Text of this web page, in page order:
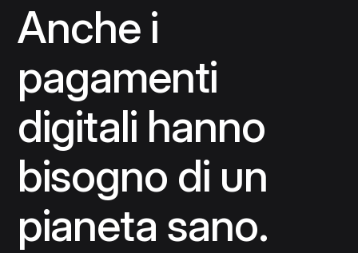
Anche i
pagamenti
digitali hanno
bisogno di un
pianeta sano.